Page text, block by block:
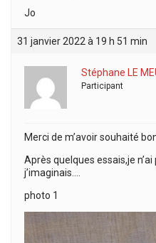
Jo
31 janvier 2022 à 19 h 51 min
Stéphane LE
Participant
Merci de m’avoir souhaité
Après quelques essais,je
j’imaginais….
photo 1